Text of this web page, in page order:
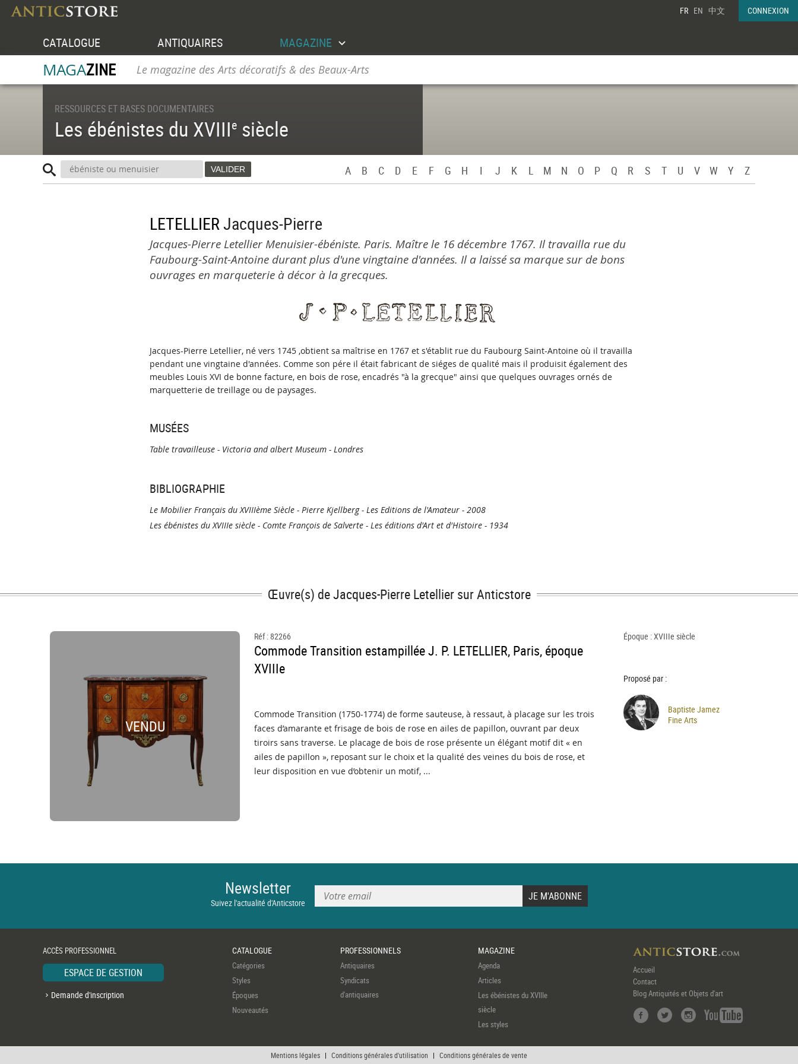
FR EN 中文 CONNEXION
CATALOGUE ANTIQUAIRES MAGAZINE 2
MAGAZINE Le magazine des Arts décoratifs & des Beaux-Arts
RESSOURCES ET BASES DOCUMENTAIRES
Les ébénistes du XVIIIe siècle
A B C D E F G H I J K L M N O P Q R S T U V W Y Z
LETELLIERJacques-Pierre
Jacques-Pierre Letellier Menuisier-ébéniste. Paris. Maître le 16 décembre 1767. Il travailla rue du
Faubourg-Saint-Antoine durant plus d'une vingtaine d'années. Il a laissé sa marque sur de bons
ouvrages en marqueterie à décor à la grecques.
Jacques-Pierre Letellier, né vers 1745 ,obtient sa maîtrise en 1767 et s'établit rue du Faubourg Saint-Antoine où il travailla
pendant une vingtaine d'années. Comme son pére il était fabricant de siéges de qualité mais il produisit également des
meubles Louis XVI de bonne facture, en bois de rose, encadrés "à la grecque" ainsi que quelques ouvrages ornés de
marquetterie de treillage ou de paysages.
MUSÉES
Table travailleuse - Victoria and albert Museum - Londres
BIBLIOGRAPHIE
Le Mobilier Français du XVIIIème Siècle - Pierre Kjellberg - Les Editions de l'Amateur - 2008
Les ébénistes du XVIIIe siècle - Comte François de Salverte - Les éditions d'Art et d'Histoire - 1934
Œuvre(s) de Jacques-Pierre Letellier sur Anticstore
VENDU
Réf : 82266
Commode Transition estampillée J. P. LETELLIER, Paris, époque
XVIIIe
Commode Transition (1750-1774) de forme sauteuse, à ressaut, à placage sur les trois
faces d’amarante et frisage de bois de rose en ailes de papillon, ouvrant par deux
tiroirs sans traverse. Le placage de bois de rose présente un élégant motif dit « en
ailes de papillon », reposant sur le choix et la qualité des veines du bois de rose, et
leur disposition en vue d’obtenir un motif, ...
Époque : XVIIIe siècle
Proposé par :
Baptiste Jamez
Fine Arts
Newsletter
Suivez l'actualité d'Anticstore
ACCÈS PROFESSIONNEL
ESPACE DE GESTION
Demande d'inscription
CATALOGUE
Catégories
Styles
Époques
Nouveautés
PROFESSIONNELS
Antiquaires
Syndicats
d'antiquaires
MAGAZINE
Agenda
Articles
Les ébénistes du XVIIIe
siècle
Les styles
Accueil
Contact
Blog Antiquités et Objets d'art
Mentions légales | Conditions générales d'utilisation | Conditions générales de vente